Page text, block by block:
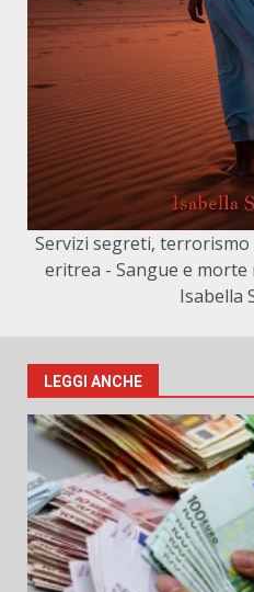
Servizi segreti,
eritrea - Sangue e morte
Isabella
LEGGI ANCHE